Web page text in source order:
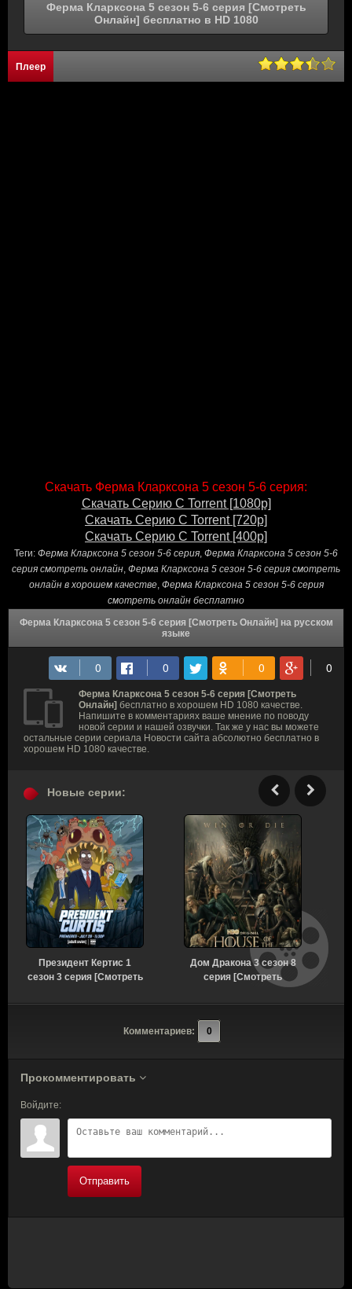
Ферма Кларксона 5 сезон 5-6 серия [Смотреть
Онлайн] бесплатно в HD 1080
Плеер
Скачать Ферма Кларксона 5 сезон 5-6 серия:
Скачать Серию С Torrent [1080p]
Скачать Серию С Torrent [720p]
Скачать Серию С Torrent [400p]
Теги: Ферма Кларксона 5 сезон 5-6 серия, Ферма Кларксона 5 сезон 5-6
серия смотреть онлайн, Ферма Кларксона 5 сезон 5-6 серия смотреть
онлайн в хорошем качестве, Ферма Кларксона 5 сезон 5-6 серия
смотреть онлайн бесплатно
Ферма Кларксона 5 сезон 5-6 серия [Смотреть Онлайн] на русском
языке
Ферма Кларксона 5 сезон 5-6 серия [Смотреть
Онлайн] бесплатно в хорошем HD 1080 качестве.
Напишите в комментариях ваше мнение по поводу
новой серии и нашей озвучки. Так же у нас вы можете
остальные серии сериала Новости сайта абсолютно бесплатно в
хорошем HD 1080 качестве.
Новые серии:
Президент Кертис 1
сезон 3 серия [Смотреть
Дом Дракона 3 сезон 8
серия [Смотреть
Комментариев: 0
Прокомментировать
Войдите:
Отправить